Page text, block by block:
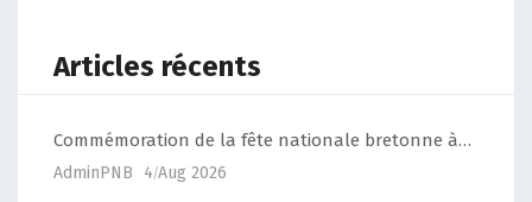
Articles récents
Commémoration de la fête nationale bretonne à…
AdminPNB 4 Aug 2026